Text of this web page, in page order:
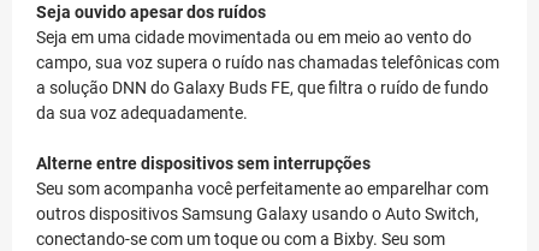
Seja ouvido apesar dos ruídos
Seja em uma cidade movimentada ou em meio ao vento do
campo, sua voz supera o ruído nas chamadas telefônicas com
a solução DNN do Galaxy Buds FE, que filtra o ruído de fundo
da sua voz adequadamente.
Alterne entre dispositivos sem interrupções
Seu som acompanha você perfeitamente ao emparelhar com
outros dispositivos Samsung Galaxy usando o Auto Switch,
conectando-se com um toque ou com a Bixby. Seu som